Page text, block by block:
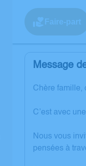
Faire-part
Message
Chère famille,
C’est avec
Nous vous
pensées à